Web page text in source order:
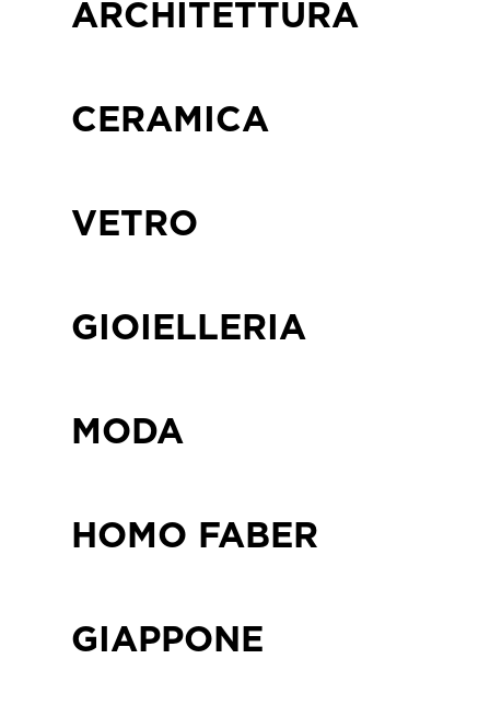
ARCHITETTURA
CERAMICA
VETRO
GIOIELLERIA
MODA
HOMO FABER
GIAPPONE